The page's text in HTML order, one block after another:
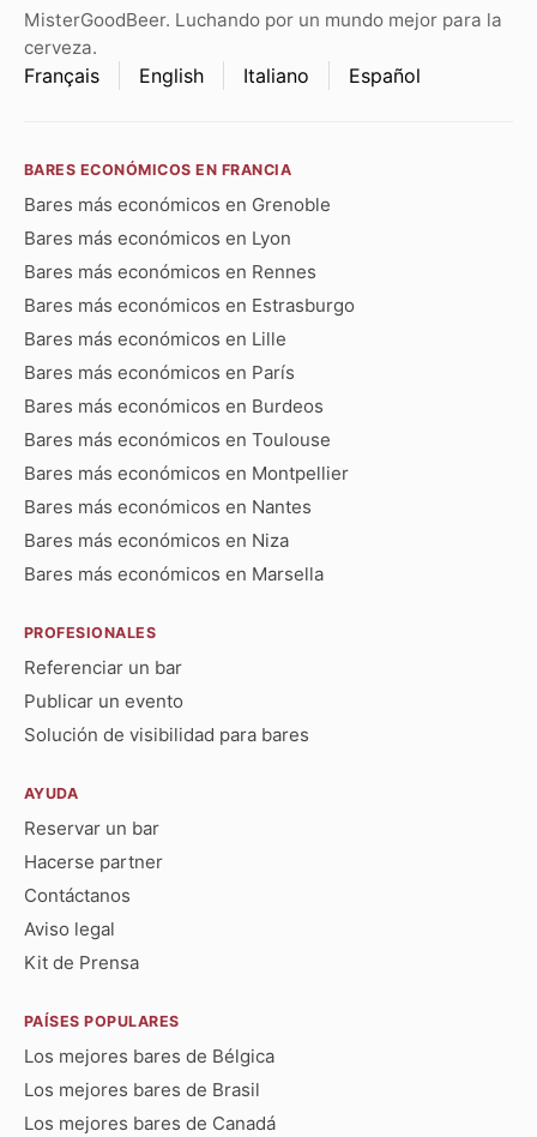
MisterGoodBeer. Luchando por un mundo mejor para la
cerveza.
Français English Italiano Español
BARES ECONÓMICOS EN FRANCIA
Bares más económicos en Grenoble
Bares más económicos en Lyon
Bares más económicos en Rennes
Bares más económicos en Estrasburgo
Bares más económicos en Lille
Bares más económicos en París
Bares más económicos en Burdeos
Bares más económicos en Toulouse
Bares más económicos en Montpellier
Bares más económicos en Nantes
Bares más económicos en Niza
Bares más económicos en Marsella
PROFESIONALES
Referenciar un bar
Publicar un evento
Solución de visibilidad para bares
AYUDA
Reservar un bar
Hacerse partner
Contáctanos
Aviso legal
Kit de Prensa
PAÍSES POPULARES
Los mejores bares de Bélgica
Los mejores bares de Brasil
Los mejores bares de Canadá